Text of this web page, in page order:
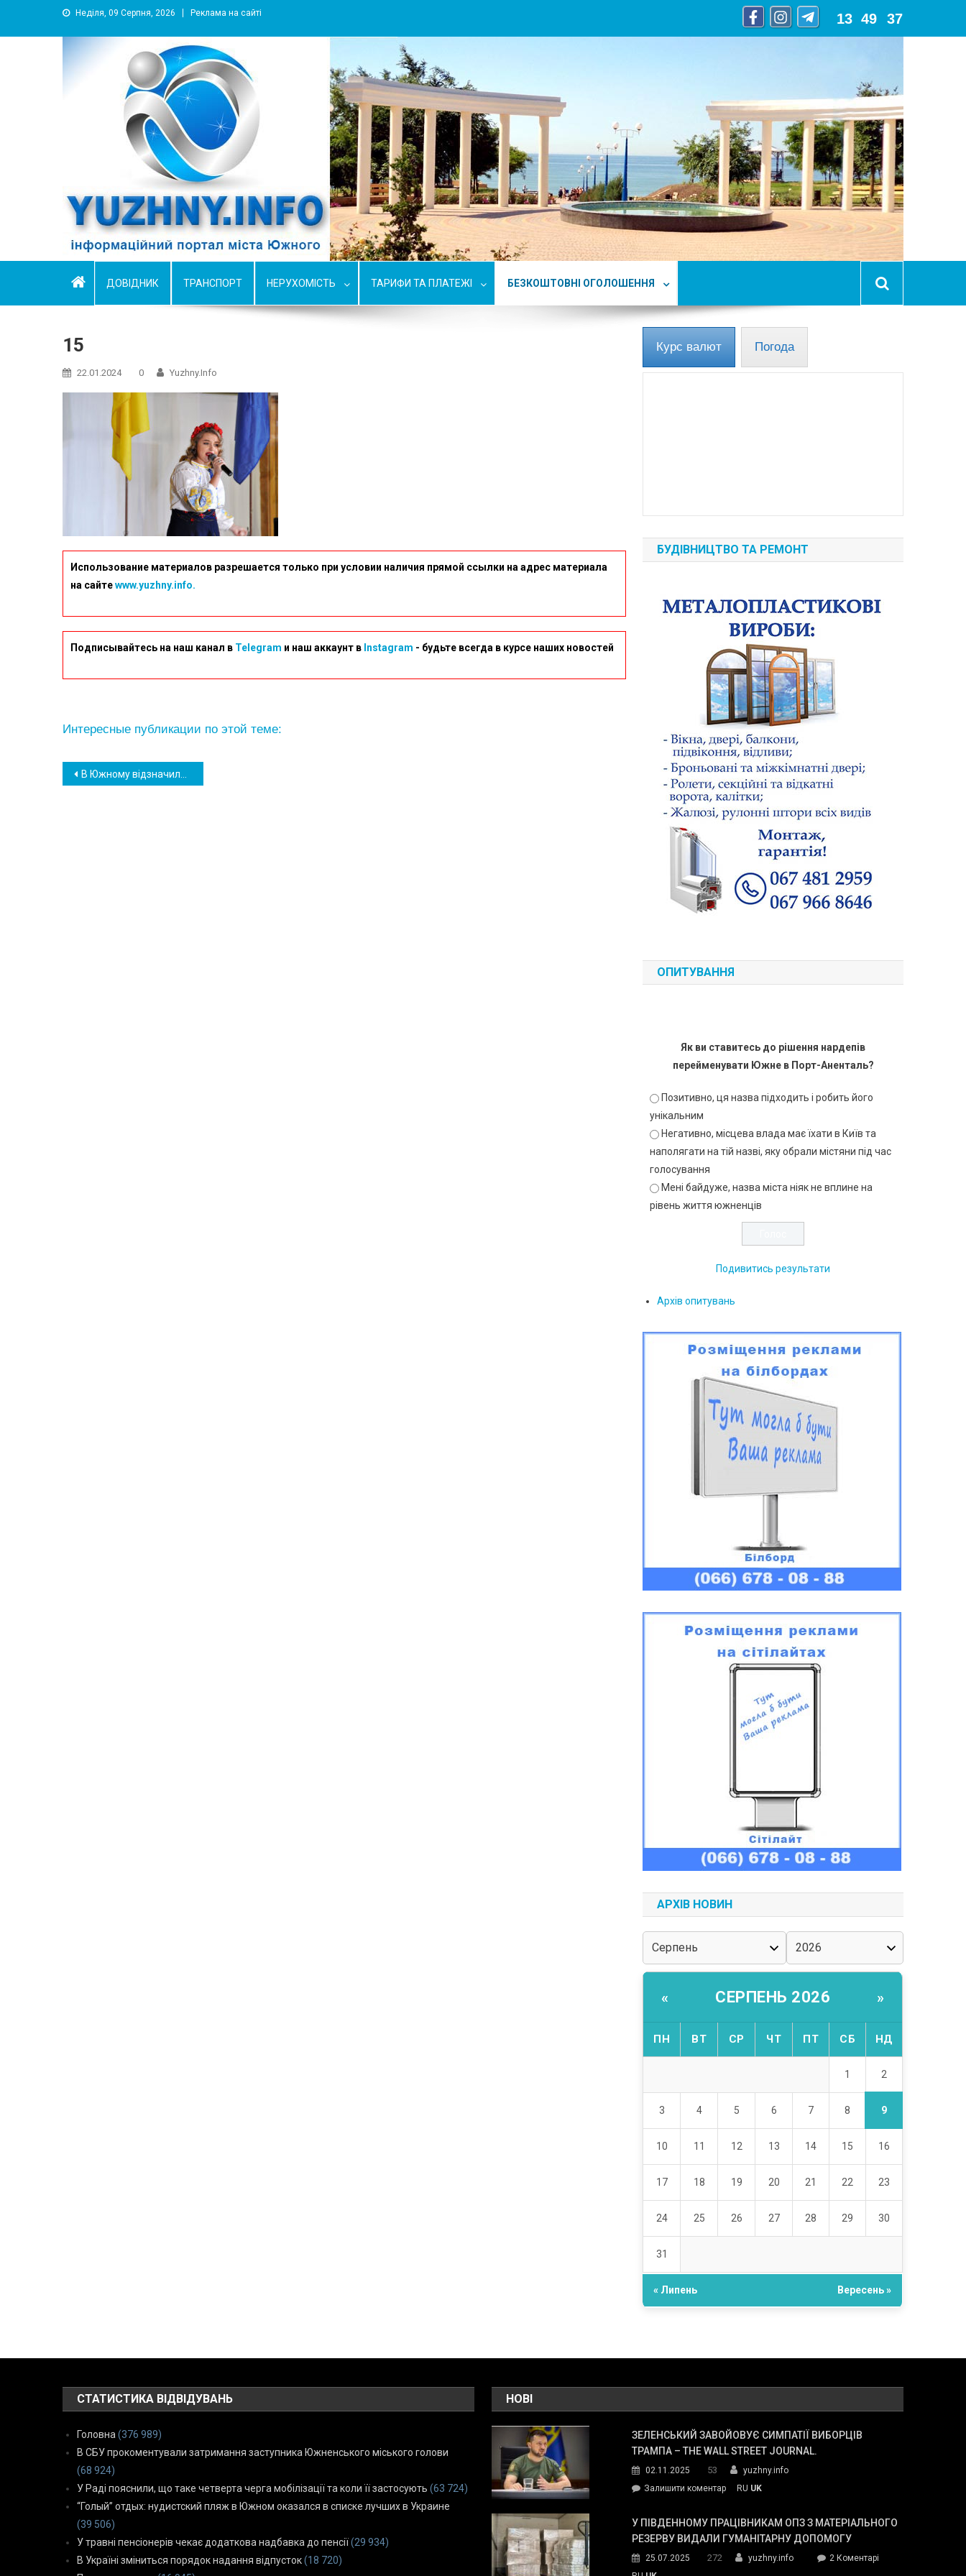
Неділя, 09 Серпня, 2026 Реклама на сайті 13 49 39
YUZHNY.INFO
информационный портал города Южный
ДОВІДНИК ТРАНСПОРТ НЕРУХОМІСТЬ ТАРИФИ ТА ПЛАТЕЖІ БЕЗКОШТОВНІ ОГОЛОШЕННЯ
15
22.01.2024 0 Yuzhny.info
Использование материалов разрешается только при условии наличия прямой ссылки на адрес материала
на сайтеwww.yuzhny.info.
Подписывайтесь на наш канал в Telegram и наш аккаунт в Instagram - будьте всегда в курсе наших новостей
Интересные публикации по этой теме:
Навігація
В Южному відзначили День Соборності України концертом та музейною виставкою (фото)
Курс валют Погода
БУДІВНИЦТВО ТА РЕМОНТ
ОПИТУВАННЯ
Як ви ставитесь до рішення нардепів
перейменувати Южне в Порт-Аненталь?
Позитивно, ця назва підходить і робить його
унікальним
Негативно, місцева влада має їхати в Київ та
наполягати на тій назві, яку обрали містяни під час
голосування
Мені байдуже, назва міста ніяк не вплине на
рівень життя южненців
Подивитись результати
Архів опитувань
АРХІВ НОВИН
« СЕРПЕНЬ 2026 »
ПН ВТ СР ЧТ ПТ СБ НД
1 2
3 4 5 6 7 8 9
10 11 12 13 14 15 16
17 18 19 20 21 22 23
24 25 26 27 28 29 30
31
« Липень Вересень »
СТАТИСТИКА ВІДВІДУВАНЬ
Головна (376 989)
В СБУ прокоментували затримання заступника Южненського міського голови
(68 924)
У Раді пояснили, що таке четверта черга мобілізації та коли її застосують (63 724)
“Голый” отдых: нудистский пляж в Южном оказался в списке лучших в Украине
(39 506)
У травні пенсіонерів чекає додаткова надбавка до пенсії (29 934)
В Україні зміниться порядок надання відпусток (18 720)
НОВІ
ЗЕЛЕНСЬКИЙ ЗАВОЙОВУЄ СИМПАТІЇ ВИБОРЦІВ
ТРАМПА – THE WALL STREET JOURNAL.
02.11.2025 53
yuzhny.info
Залишити коментарon
завойовує
симпатії
Трампа
RU UK
У ПІВДЕННОМУ ПРАЦІВНИКАМ ОПЗ З МАТЕРІАЛЬНОГО
РЕЗЕРВУ ВИДАЛИ ГУМАНІТАРНУ ДОПОМОГУ
25.07.2025 272 yuzhny.info 2 Коментарідо